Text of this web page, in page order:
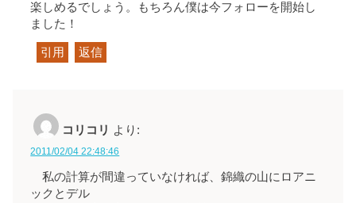
楽しめるでしょう。もちろん僕は今フォローを開始し
ました！
引用 返信
コリコリ より:
2011/02/04 22:48:46
私の計算が間違っていなければ、錦織の山にロアニ
ックとデル